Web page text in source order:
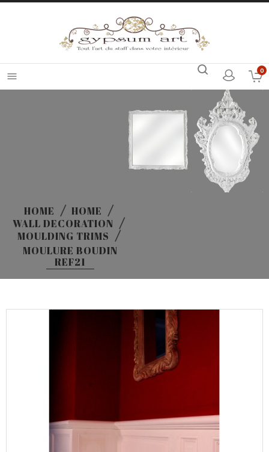
 0
HOME
HOME
WALL DECORATION
MOULDING TRIMS
MOULURE BOUDIN
REF21